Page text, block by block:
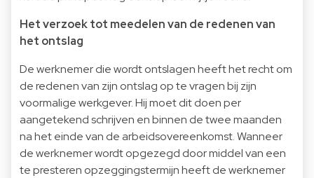
Het verzoek tot meedelen van de redenen van
het ontslag
De werknemer die wordt ontslagen heeft het recht om
de redenen van zijn ontslag op te vragen bij zijn
voormalige werkgever. Hij moet dit doen per
aangetekend schrijven en binnen de twee maanden
na het einde van de arbeidsovereenkomst. Wanneer
de werknemer wordt opgezegd door middel van een
te presteren opzeggingstermijn heeft de werknemer